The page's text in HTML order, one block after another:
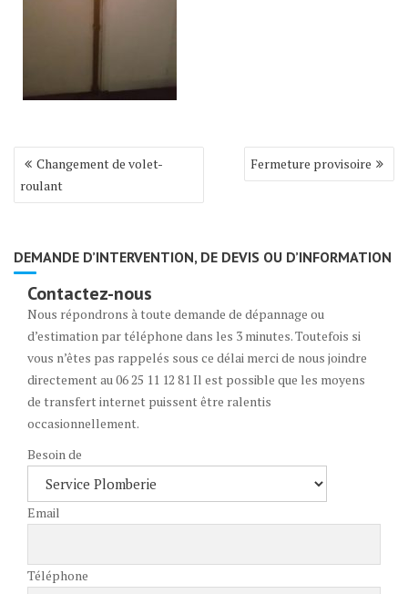
Navigation
de
l’article
Changement de volet-
roulant
Fermeture provisoire
DEMANDE D’INTERVENTION, DE DEVIS OU D’INFORMATION
Contactez-nous
Nous répondrons à toute demande de dépannage ou
d’estimation par téléphone dans les 3 minutes. Toutefois si
vous n’êtes pas rappelés sous ce délai merci de nous joindre
directement au 06 25 11 12 81 Il est possible que les moyens
de transfert internet puissent être ralentis
occasionnellement.
Besoin de
Email
Téléphone